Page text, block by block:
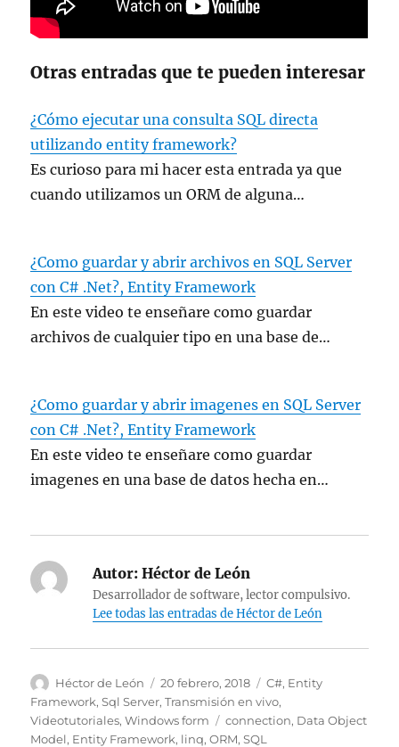
Otras entradas que te pueden interesar
¿Cómo ejecutar una consulta SQL directa
utilizando entity framework?
Es curioso para mi hacer esta entrada ya que
cuando utilizamos un ORM de alguna…
¿Como guardar y abrir archivos en SQL Server
con C# .Net?, Entity Framework
En este video te enseñare como guardar
archivos de cualquier tipo en una base de…
¿Como guardar y abrir imagenes en SQL Server
con C# .Net?, Entity Framework
En este video te enseñare como guardar
imagenes en una base de datos hecha en…
Autor: Héctor de León
Desarrollador de software, lector compulsivo.
Lee todas las entradas de Héctor de León
Autor
Héctor de León
Publicado
el
20 febrero, 2018 Categorías
C#, Entity
Framework,Sql Server,Transmisión en vivo,
Videotutoriales,Windows form Etiquetas
connection, Data Object
Model, Entity Framework, linq,ORM,SQL